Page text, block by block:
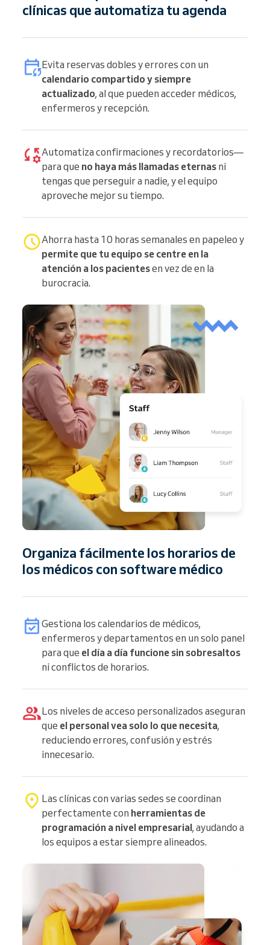
clínicas que automatiza tu agenda
Evita reservas dobles y errores con un
calendario compartido y siempre
actualizado, al que pueden acceder médicos,
enfermeros y recepción.
Automatiza confirmaciones y recordatorios—
para que no haya más llamadas eternas ni
tengas que perseguir a nadie, y el equipo
aproveche mejor su tiempo.
Ahorra hasta 10 horas semanales en papeleo y
permite que tu equipo se centre en la
atención a los pacientesen vez de en la
burocracia.
Organiza fácilmente los horarios de
los médicos con software médico
Gestiona los calendarios de médicos,
enfermeros y departamentos en un solo panel
para que el día a día funcione sin sobresaltos
ni conflictos de horarios.
Los niveles de acceso personalizados aseguran
que el personal vea solo lo que necesita,
reduciendo errores, confusión y estrés
innecesario.
Las clínicas con varias sedes se coordinan
perfectamente con herramientas de
programación a nivel empresarial, ayudando a
los equipos a estar siempre alineados.